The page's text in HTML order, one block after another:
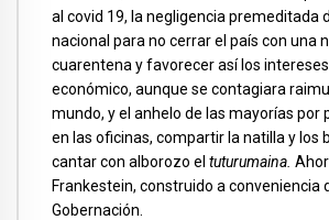
al covid 19, la negligencia premeditada
nacional para no cerrar el país con una
cuarentena y favorecer así los
económico, aunque se contagiara
mundo, y el anhelo de las mayorías por
en las oficinas, compartir la natilla y los
cantar con alborozo el tuturumaina.
Frankestein, construido a conveniencia
Gobernación.